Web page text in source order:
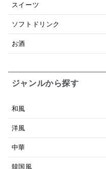
スイーツ
ソフトドリンク
お酒
ジャンルから探す
和風
洋風
中華
韓国風